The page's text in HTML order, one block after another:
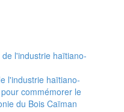
l'industrie haïtiano-
commémorer le
du Bois Caïman